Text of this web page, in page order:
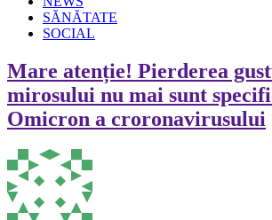
SĂNĂTATE
SOCIAL
Mare atenție! Pierderea
mirosului nu mai sunt
Omicron a croronavirusului